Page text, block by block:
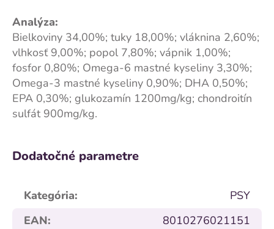
Analýza:
Bielkoviny 34,00%; tuky 18,00%; vláknina 2,60%;
vlhkosť 9,00%; popol 7,80%; vápnik 1,00%;
fosfor 0,80%; Omega-6 mastné kyseliny 3,30%;
Omega-3 mastné kyseliny 0,90%; DHA 0,50%;
EPA 0,30%; glukozamín 1200mg/kg; chondroitín
sulfát 900mg/kg.
Dodatočné parametre
Kategória:
PSY
EAN:
8010276021151